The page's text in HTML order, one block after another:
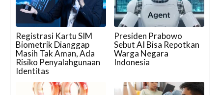
Registrasi Kartu SIM
Biometrik Dianggap
Masih Tak Aman, Ada
Risiko Penyalahgunaan
Identitas
Presiden Prabowo
Sebut AI Bisa Repotkan
Warga Negara
Indonesia